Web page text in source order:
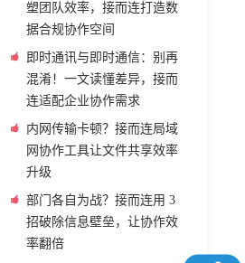
塑团队效率，接而连打造数
据合规协作空间
即时通讯与即时通信：别再
混淆！一文读懂差异，接而
连适配企业协作需求
内网传输卡顿？接而连局域
网协作工具让文件共享效率
升级
部门各自为战？接而连用 3
招破除信息壁垒，让协作效
率翻倍